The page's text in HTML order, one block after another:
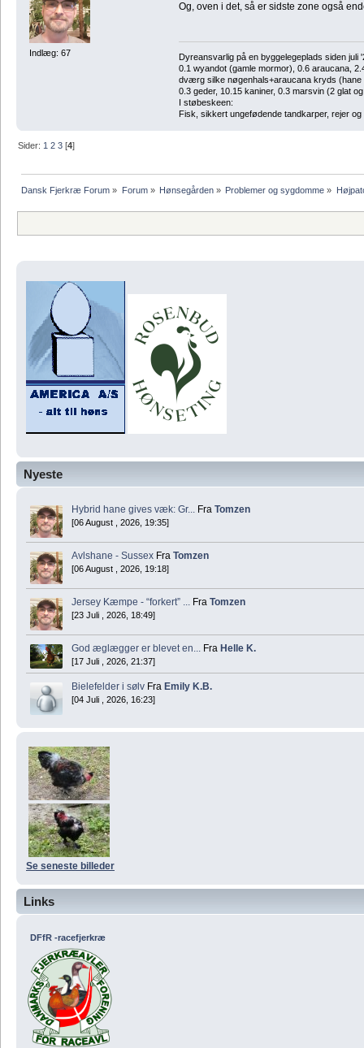
Nyeste
Hybrid hane gives væk: Gr... Fra Tomzen
[06 August , 2026, 19:35]
Avlshane - Sussex Fra Tomzen
[06 August , 2026, 19:18]
Jersey Kæmpe - “forkert” ... Fra Tomzen
[23 Juli , 2026, 18:49]
God æglægger er blevet en... Fra Helle K.
[17 Juli , 2026, 21:37]
Bielefelder i sølv Fra Emily K.B.
[04 Juli , 2026, 16:23]
Se seneste billeder
Links
DFfR -racefjerkræ
Indlæg: 67
Og, oven i det, så er sidste zone også
Dyreansvarlig på en byggelegeplads siden juli
0.1 wyandot (gamle mormor), 0.6 araucana,
dværg silke nøgenhals+araucana kryds
0.3 geder, 10.15 kaniner, 0.3 marsvin (2 glat
I støbeskeen:
Fisk, sikkert ungefødende tandkarper, rejer
Sider: 1 2 3 [4]
Dansk Fjerkræ Forum » Forum» Hønsegården» Problemer og sygdomme »